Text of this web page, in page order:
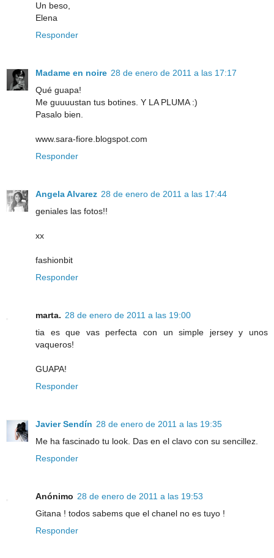
Un beso,
Elena
Responder
Madame en noire 28 de enero de 2011 a las 17:17
Qué guapa!
Me guuuustan tus botines. Y LA PLUMA :)
Pasalo bien.
www.sara-fiore.blogspot.com
Responder
Angela Alvarez 28 de enero de 2011 a las 17:44
geniales las fotos!!
xx
fashionbit
Responder
marta. 28 de enero de 2011 a las 19:00
tia es que vas perfecta con un simple jersey y unos
vaqueros!
GUAPA!
Responder
Javier Sendín 28 de enero de 2011 a las 19:35
Me ha fascinado tu look. Das en el clavo con su sencillez.
Responder
Anónimo 28 de enero de 2011 a las 19:53
Gitana ! todos sabems que el chanel no es tuyo !
Responder